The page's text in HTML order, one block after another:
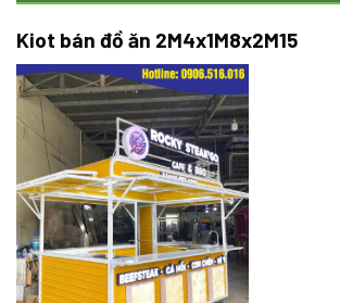
Kiot bán đồ ăn 2M4x1M8x2M15